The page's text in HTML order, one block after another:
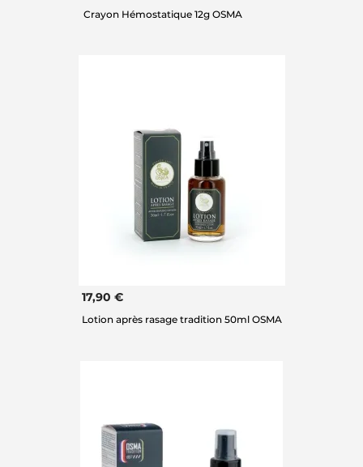
Crayon Hémostatique 12g OSMA
17,90 €
Lotion après rasage tradition 50ml OSMA